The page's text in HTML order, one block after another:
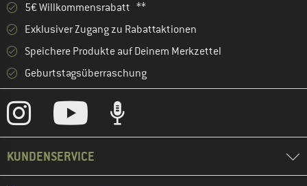
5€ Willkommensrabatt **
Exklusiver Zugang zu Rabattaktionen
Speichere Produkte auf Deinem Merkzettel
Geburtstagsüberraschung
KUNDENSERVICE